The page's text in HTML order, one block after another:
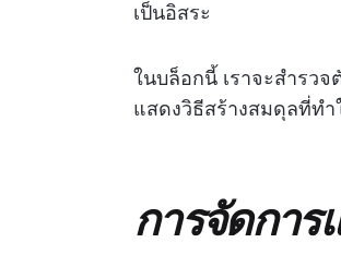
เป็นอิสระ
ในบล็อกนี้ เราจะสำรว
แสดงวิธีสร้างสมดุลที่ท
การจัดกา